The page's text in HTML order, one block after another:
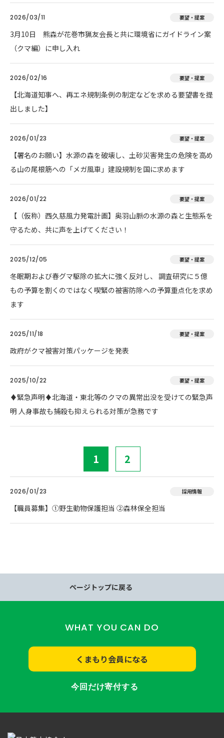
2026/03/11 要望・提案
3月10日 熊森が花巻市猟友会長と共に環境省にガイドライン案
（クマ編）に申し入れ
2026/02/16 要望・提案
【北海道知事へ、再エネ規制条例の制定などを求める要望書を提
出しました】
2026/01/23 要望・提案
【署名のお願い】水源の森を破壊し、土砂災害発生の危険を高め
る山の尾根筋への「メガ風車」建設規制を国に求めます
2026/01/22 要望・提案
【（仮称）西久慈風力発電計画】奥羽山脈の水源の森と生態系を
守るため、共に声を上げてください！
2025/12/05 要望・提案
冬眠期および春グマ駆除の拡大に強く反対し、 調査研究に５億
もの予算を割くのではなく喫緊の被害防除への予算重点化を求め
ます
2025/11/18 要望・提案
政府がクマ被害対策パッケージを発表
2025/10/22 要望・提案
♦️緊急声明♦️北海道・東北等のクマの異常出没を受けての緊急声
明 人身事故も捕殺も抑えられる対策が急務です
1 2
2026/01/23 採用情報
【職員募集】①野生動物保護担当 ②森林保全担当
ページトップに戻る
WHAT YOU CAN DO
くまもり会員になる
今回だけ寄付する